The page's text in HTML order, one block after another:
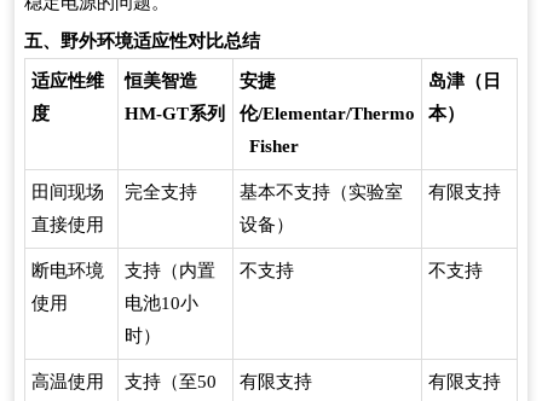
五、野外环境适应性对比总结
适应性维
度
恒美智造
HM-GT系列
安捷
伦/Elementar/Thermo
Fisher
岛津（日
本）
田间现场
直接使用
完全支持
基本不支持（实验室
设备）
有限支持
断电环境
使用
支持（内置
电池10小
时）
不支持 不支持
高温使用
支持（至50
有限支持 有限支持